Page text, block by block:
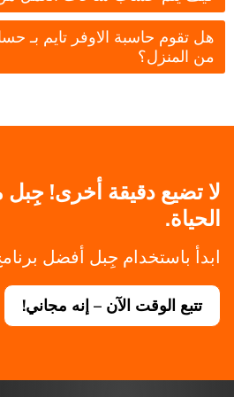
هل تقوم حاسبة الاوفر تايم بـ
من المنزل؟
لا تضيع دقيقة أخرى!
الحياة.
ابدأ باستخدام جِبل أفضل
تتبع الوقت الآن – إنه مجاني!